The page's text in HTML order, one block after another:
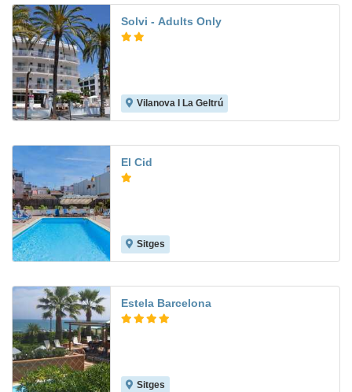
Solvi - Adults Only
Vilanova I La Geltrú
El Cid
Sitges
Estela Barcelona
Sitges